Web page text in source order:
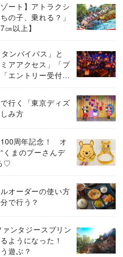
ート】アトラクシ
の子、乗れる？」
㎝以上】
ンバイパス」と
アアクセス」「プ
エントリー受付」
行く「東京ディズ
み方
100周年記念！ オ
くまのプーさんデ
♡
オーダーの使い方
で行う？
ァンタジースプリン
ようになった！
遊ぶ？